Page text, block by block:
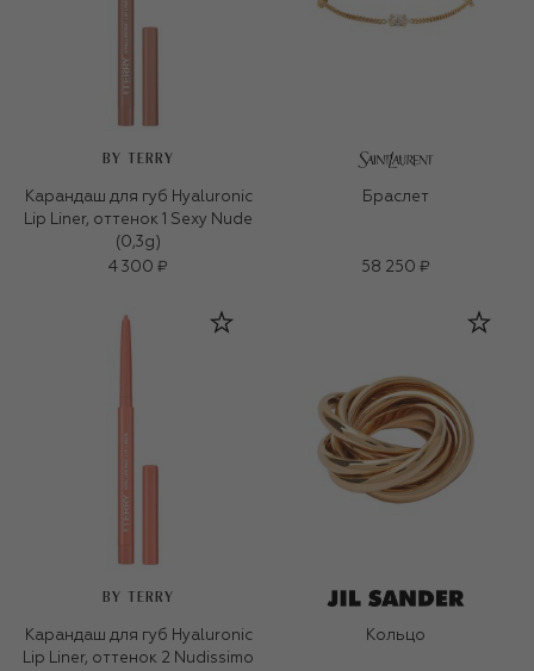
BY TERRY
Карандаш для губ Hyaluronic
Lip Liner, оттенок 1 Sexy Nude
(0,3g)
4 300 ₽
Браслет
58 250 ₽
BY TERRY
Карандаш для губ Hyaluronic
Lip Liner, оттенок 2 Nudissimo
Кольцо